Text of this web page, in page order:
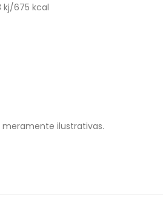
kj/675 kcal
ilustrativas.